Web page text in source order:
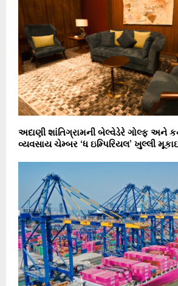
અદાણી શાંતિગ્રામની બેલ્વેડેરે ગોલ્ફ અને
વ્યવસાય ચેમ્બર ‘ધ ઇમ્પિરિયલ’ ખુલ્લી